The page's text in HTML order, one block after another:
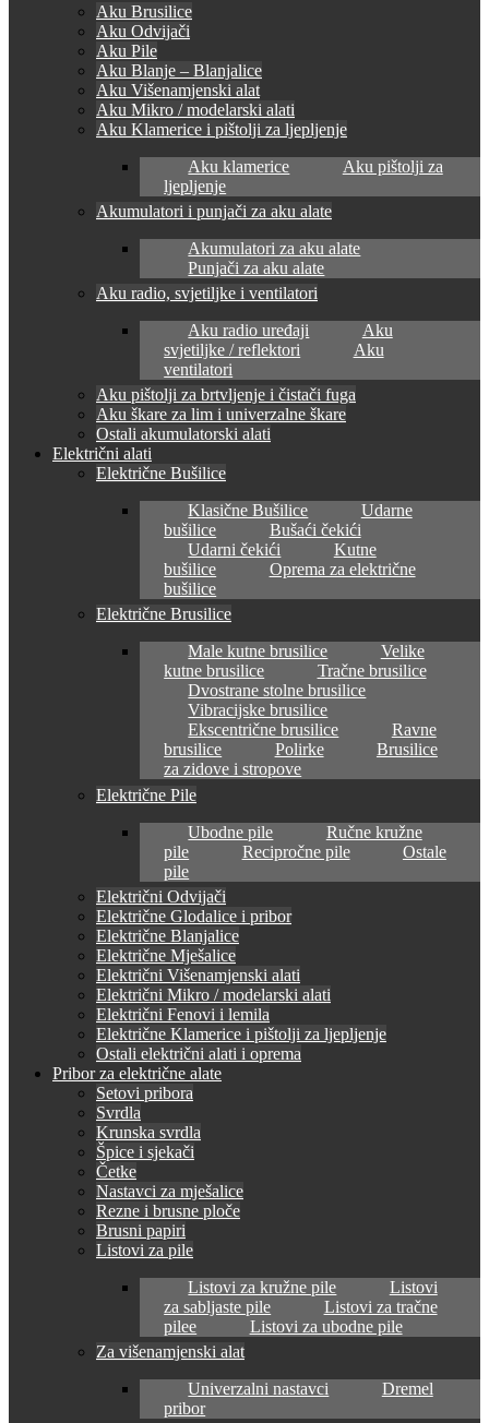
Aku Brusilice
Aku Odvijači
Aku Pile
Aku Blanje – Blanjalice
Aku Višenamjenski alat
Aku Mikro / modelarski alati
Aku Klamerice i pištolji za ljepljenje
Aku klamerice
Aku pištolji za
ljepljenje
Akumulatori i punjači za aku alate
Akumulatori za aku alate
Punjači za aku alate
Aku radio, svjetiljke i ventilatori
Aku radio uređaji
Aku
svjetiljke / reflektori
Aku
ventilatori
Aku pištolji za brtvljenje i čistači fuga
Aku škare za lim i univerzalne škare
Ostali akumulatorski alati
Električni alati
Električne Bušilice
Klasične Bušilice
Udarne
bušilice
Bušaći čekići
Udarni čekići
Kutne
bušilice
Oprema za električne
bušilice
Električne Brusilice
Male kutne brusilice
Velike
kutne brusilice
Tračne brusilice
Dvostrane stolne brusilice
Vibracijske brusilice
Ekscentrične brusilice
Ravne
brusilice
Polirke
Brusilice
za zidove i stropove
Električne Pile
Ubodne pile
Ručne kružne
pile
Recipročne pile
Ostale
pile
Električni Odvijači
Električne Glodalice i pribor
Električne Blanjalice
Električne Mješalice
Električni Višenamjenski alati
Električni Mikro / modelarski alati
Električni Fenovi i lemila
Električne Klamerice i pištolji za ljepljenje
Ostali električni alati i oprema
Pribor za električne alate
Setovi pribora
Svrdla
Krunska svrdla
Špice i sjekači
Četke
Nastavci za mješalice
Rezne i brusne ploče
Brusni papiri
Listovi za pile
Listovi za kružne pile
Listovi
za sabljaste pile
Listovi za tračne
pilee
Listovi za ubodne pile
Za višenamjenski alat
Univerzalni nastavci
Dremel
pribor